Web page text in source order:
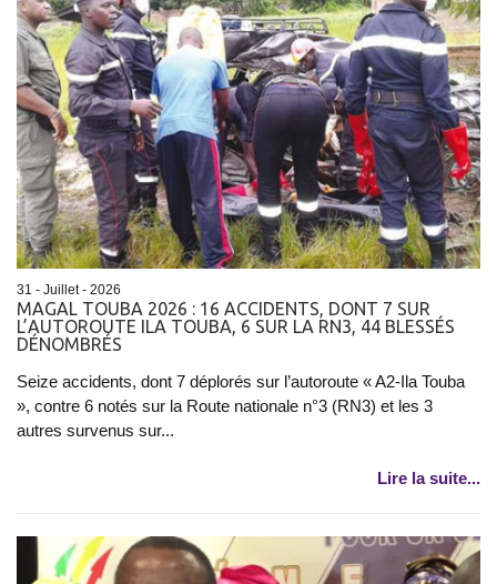
31 - Juillet - 2026
​MAGAL TOUBA 2026 : 16 ACCIDENTS, DONT 7 SUR
L’AUTOROUTE ILA TOUBA, 6 SUR LA RN3, 44 BLESSÉS
DÉNOMBRÉS
Seize accidents, dont 7 déplorés sur l’autoroute « A2-Ila Touba
», contre 6 notés sur la Route nationale n°3 (RN3) et les 3
autres survenus sur...
Lire la suite...